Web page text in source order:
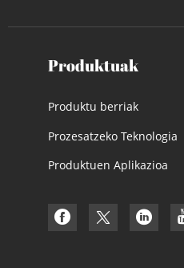
Produktuak
Produktu berriak
Prozesatzeko Teknologia
Produktuen Aplikazioa